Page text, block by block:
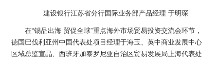
建设银行江苏省分行国际业务部产品经理 于明琛
在“锡品出海 贸促全球”重点海外市场贸易投资交流会环节，
德国巴伐利亚州中国代表处项目经理于海玉、英中商业发展中心
区域总监宣晶、西班牙加泰罗尼亚自治区贸易发展局上海代表处